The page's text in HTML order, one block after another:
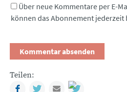
Über neue Kommentare per E-
können das Abonnement jederzeit
Teilen:
FacebookTwitterMail